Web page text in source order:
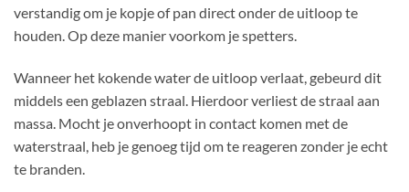
verstandig om je kopje of pan direct onder de uitloop te
houden. Op deze manier voorkom je spetters.
Wanneer het kokende water de uitloop verlaat, gebeurd dit
middels een geblazen straal. Hierdoor verliest de straal aan
massa. Mocht je onverhoopt in contact komen met de
waterstraal, heb je genoeg tijd om te reageren zonder je echt
te branden.